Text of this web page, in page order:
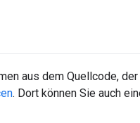
aus dem Quellcode,
. Dort können Sie auch